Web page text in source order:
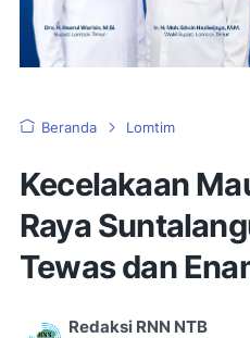
Beranda Lomtim
Kecelakaan
Raya
Tewas dan
Redaksi RNN NTB